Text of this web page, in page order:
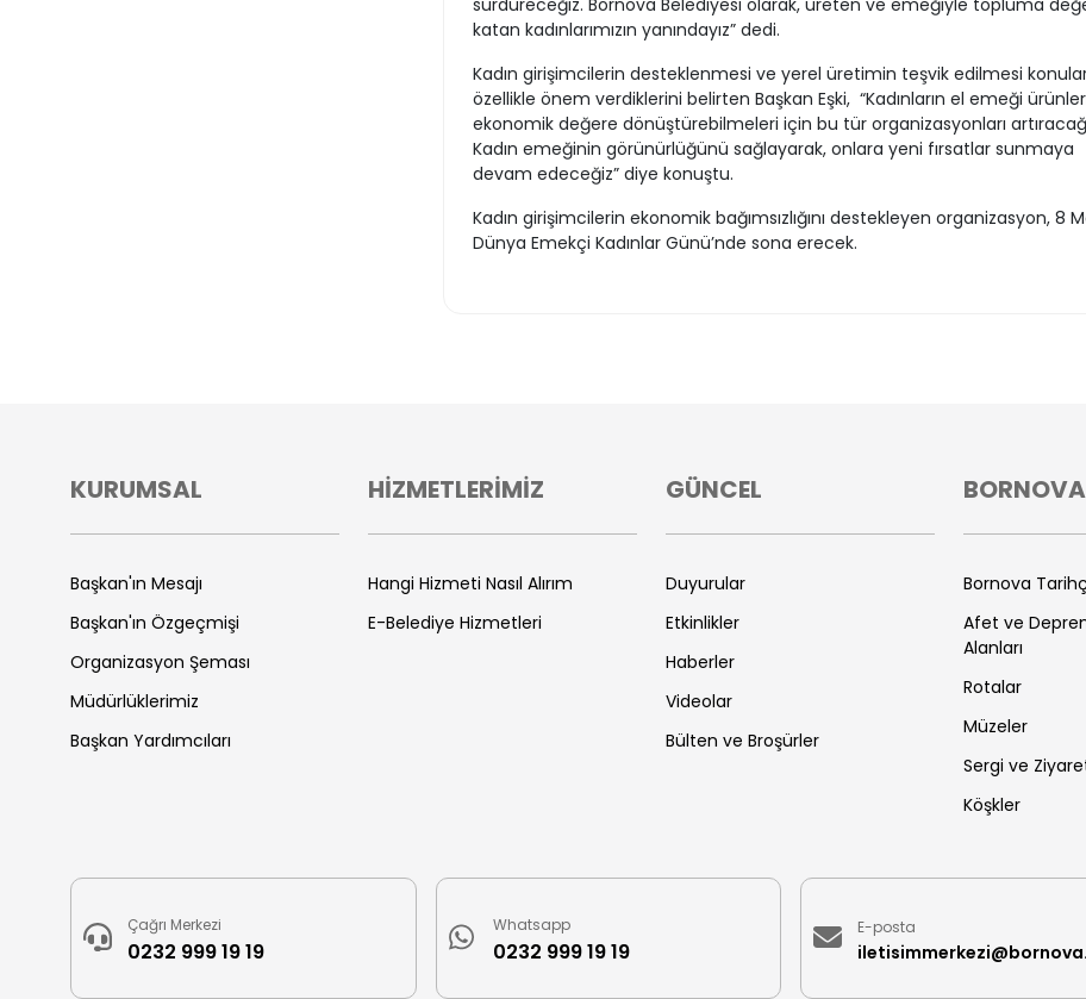
sürdüreceğiz. Bornova Belediyesi olarak, üreten ve emeğiyle topluma
katan kadınlarımızın yanındayız” dedi.
Kadın girişimcilerin desteklenmesi ve yerel üretimin teşvik edilmesi
özellikle önem verdiklerini belirten Başkan Eşki, “Kadınların el emeği
ekonomik değere dönüştürebilmeleri için bu tür organizasyonları
Kadın emeğinin görünürlüğünü sağlayarak, onlara yeni fırsatlar sunmaya
devam edeceğiz” diye konuştu.
Kadın girişimcilerin ekonomik bağımsızlığını destekleyen organizasyon, 8
Dünya Emekçi Kadınlar Günü’nde sona erecek.
KURUMSAL
Başkan'ın Mesajı
Başkan'ın Özgeçmişi
Organizasyon Şeması
Müdürlüklerimiz
Başkan Yardımcıları
HİZMETLERİMİZ
Hangi Hizmeti Nasıl Alırım
E-Belediye Hizmetleri
GÜNCEL
Duyurular
Etkinlikler
Haberler
Videolar
Bülten ve Broşürler
BORNOVA
Bornova
Afet ve
Alanları
Rotalar
Müzeler
Sergi ve
Köşkler
Çağrı Merkezi
0232 999 19 19
Whatsapp
0232 999 19 19
E-posta